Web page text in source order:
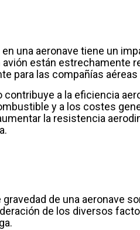
una aeronave tiene un
están estrechamente
para las compañías
a la eficiencia
y a los costes
la resistencia
de una aeronave
de los diversos